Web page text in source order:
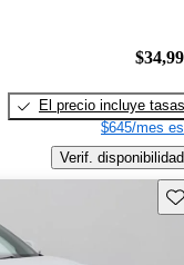
El precio incluye tasas
$645/mes
Verif. disponibilidad